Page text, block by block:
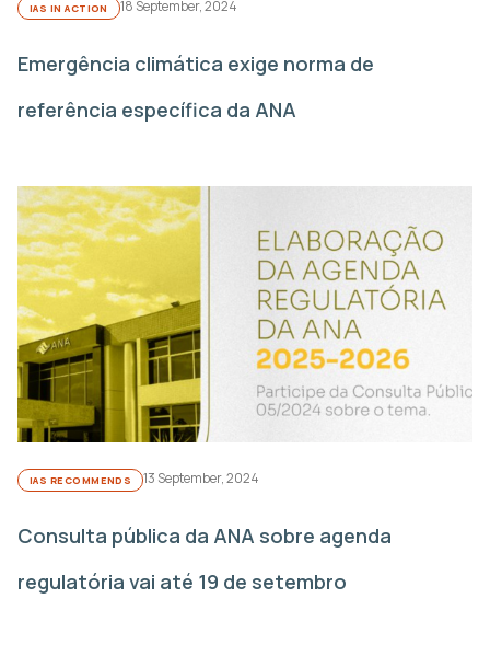
IAS IN ACTION 18 September, 2024
Emergência climática exige norma de
referência específica da ANA
IAS RECOMMENDS 13 September, 2024
Consulta pública da ANA sobre agenda
regulatória vai até 19 de setembro